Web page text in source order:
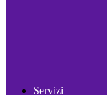
Servizi